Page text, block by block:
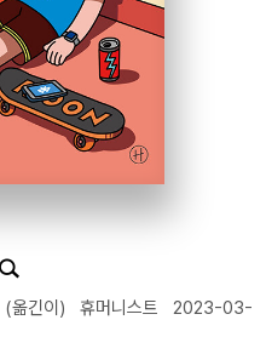
(옮긴이) 휴머니스트 2023-03-